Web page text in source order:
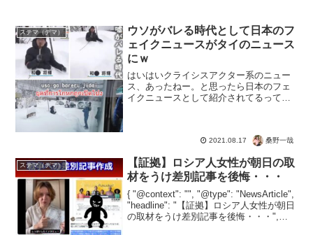
ステマ（デマ）
ウソがバレる時代として日本のフ
ェイクニュースがタイのニュース
にｗ
はいはいクライシスアクター系のニュー
ス、あったねー。と思ったら日本のフェ
イクニュースとして紹介されてるってｗ
ょう。【???????... 2021.08.17 桑野一哉
ステマ（デマ）
【証拠】ロシア人女性が朝日の取
材をうけ差別記事を後悔・・・
{ "@context": "", "@type": "NewsArticle",
"headline": "【証拠】ロシア人女性が朝日
の取材をうけ差別記事を後悔・・・",